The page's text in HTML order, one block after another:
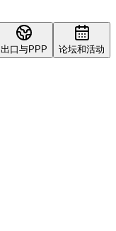
出口与PPP 论坛和活动